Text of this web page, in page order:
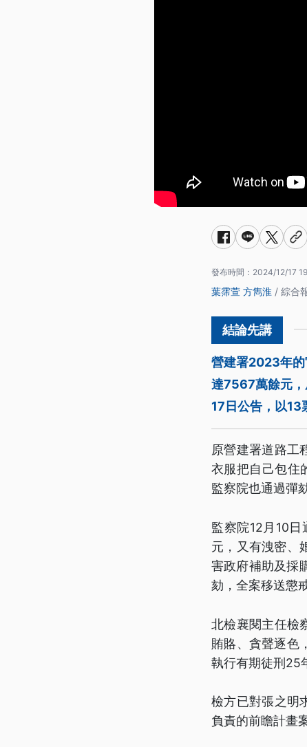
發布時間： 2024/12/17
葉霈萱 方雋淮 / 綜合
營建署2023年的
達7567萬餘元，
17日公告，以13
原營建署道路工
衣服把自己包住
監察院也通過彈劾
監察院12月10
元，又有洩密、
害政府補助及採
劾，全案移送懲
北檢襄閱主任檢
賄賂、貪聲逐色
執行有期徒刑25
檢方已對張之明
負責的前瞻計畫